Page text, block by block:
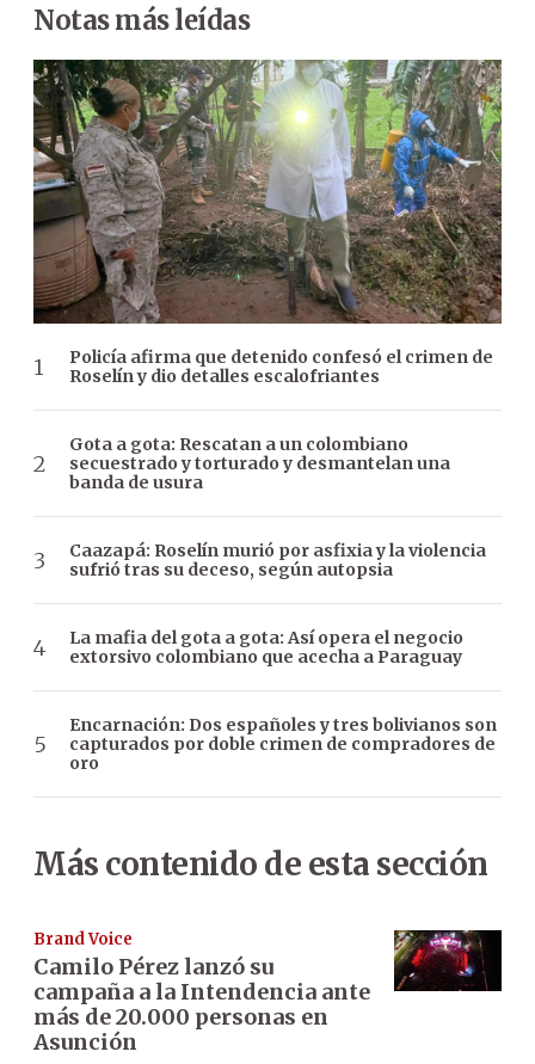
Notas más leídas
Policía afirma que detenido confesó el crimen de
Roselín y dio detalles escalofriantes
Gota a gota: Rescatan a un colombiano
secuestrado y torturado y desmantelan una
banda de usura
Caazapá: Roselín murió por asfixia y la violencia
sufrió tras su deceso, según autopsia
La mafia del gota a gota: Así opera el negocio
extorsivo colombiano que acecha a Paraguay
Encarnación: Dos españoles y tres bolivianos son
capturados por doble crimen de compradores de
oro
Más contenido de esta sección
Brand Voice
Camilo Pérez lanzó su
campaña a la Intendencia ante
más de 20.000 personas en
Asunción